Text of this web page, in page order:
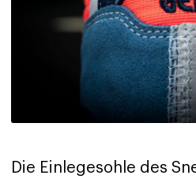
Die Einlegesohle des